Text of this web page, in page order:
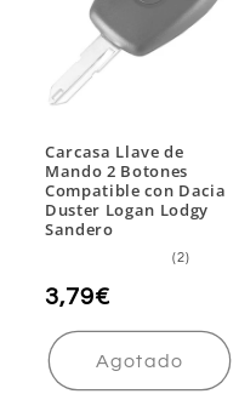
Carcasa Llave de
Mando 2 Botones
Compatible con Dacia
Duster Logan Lodgy
Sandero
(2)2
Precio
habitual
3,79€
Agotado